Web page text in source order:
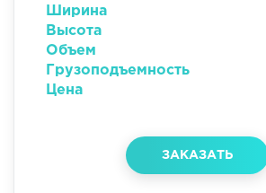
Ширина
Высота
Объем
Грузоподъемность
Цена
ЗАКАЗАТЬ